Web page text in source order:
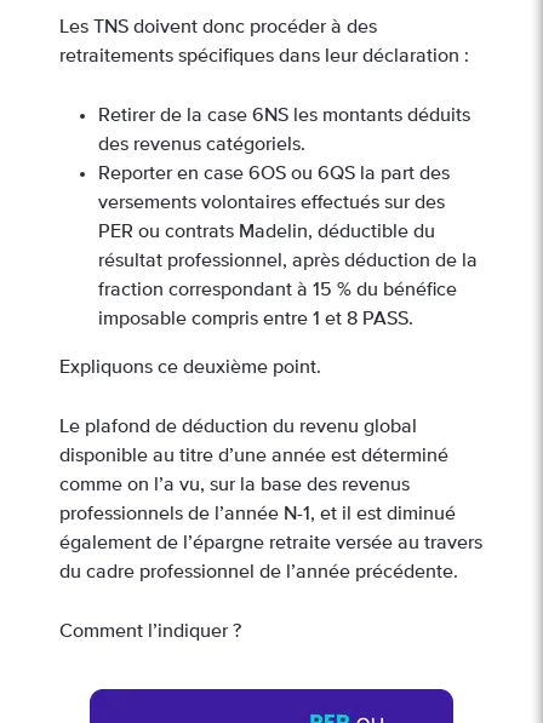
Les TNS doivent donc procéder à des
retraitements spécifiques dans leur déclaration :
Retirer de la case 6NS les montants déduits
des revenus catégoriels.
Reporter en case 6OS ou 6QS la part des
versements volontaires effectués sur des
PER ou contrats Madelin, déductible du
résultat professionnel, après déduction de la
fraction correspondant à 15 % du bénéfice
imposable compris entre 1 et 8 PASS.
Expliquons ce deuxième point.
Le plafond de déduction du revenu global
disponible au titre d’une année est déterminé
comme on l’a vu, sur la base des revenus
professionnels de l’année N-1, et il est diminué
également de l’épargne retraite versée au travers
du cadre professionnel de l’année précédente.
Comment l’indiquer ?